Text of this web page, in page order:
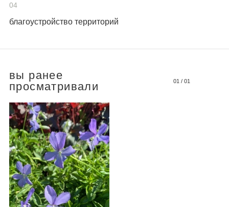
04
благоустройство территорий
вы ранее
просматривали
01 / 01